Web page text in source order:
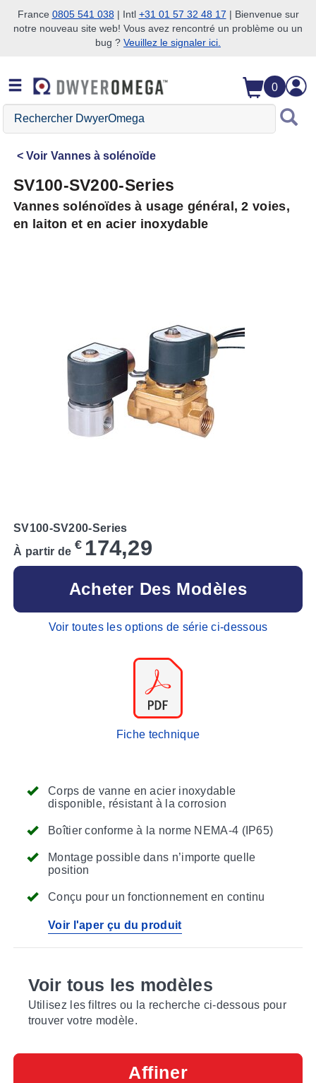
Passer à la recherche
Passer au contenu principal
Passer à la navigation
France 0805 541 038| Intl +31 01 57 32 48 17 | Bienvenue sur
notre nouveau site web! Vous avez rencontré un problème ou un
bug ? Veuillez le signaler ici.
0
Rechercher
DwyerOmega
Voir Vannes à solénoïde
SV100-SV200-Series
Vannes solénoïdes à usage général, 2 voies,
en laiton et en acier inoxydable
Corps de vanne en acier inoxydable
disponible, résistant à la corrosion
Boîtier conforme à la norme NEMA-4 (IP65)
Montage possible dans n’importe quelle
position
Conçu pour un fonctionnement en continu
Voir l'aper çu du produit
SV100-SV200-Series
À partir de € 174,29
Acheter Des Modèles
Voir toutes les options de série ci-dessous
Fiche technique
Voir tous les modèles
Utilisez les filtres ou la recherche ci-dessous pour
trouver votre modèle.
Affiner